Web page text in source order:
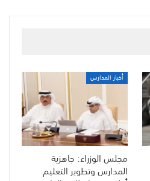
أخبار المدارس
مجلس الوزراء: جاهزية
المدارس وتطوير التعليم